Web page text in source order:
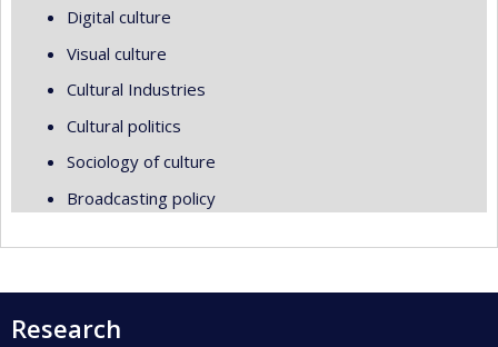
Digital culture
Visual culture
Cultural Industries
Cultural politics
Sociology of culture
Broadcasting policy
Research